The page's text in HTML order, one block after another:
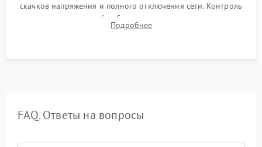
скачков напряжения и полного отключения сети. Контроль
времени автономной работы, температурного режима и
корректности формы выходного сигнала.
Подробнее
FAQ. Ответы на вопросы